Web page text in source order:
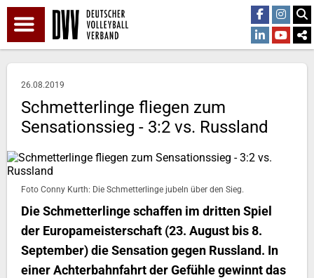
26.08.2019
Schmetterlinge fliegen zum
Sensationssieg - 3:2 vs. Russland
Foto Conny Kurth: Die Schmetterlinge jubeln über den Sieg.
Die Schmetterlinge schaffen im dritten Spiel
der Europameisterschaft (23. August bis 8.
September) die Sensation gegen Russland. In
einer Achterbahnfahrt der Gefühle gewinnt das